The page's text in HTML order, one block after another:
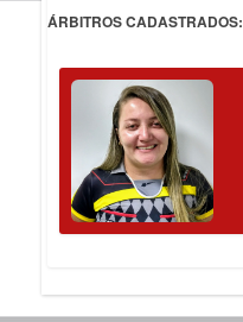
ÁRBITROS CADASTRADOS: